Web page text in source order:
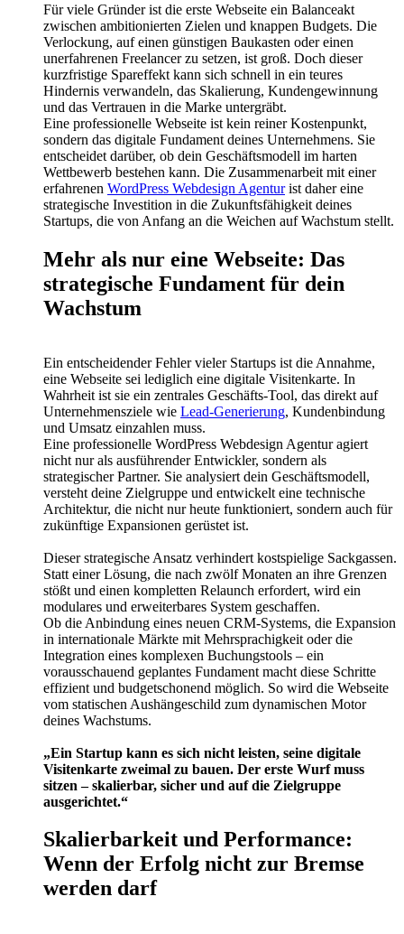
Für viele Gründer ist die erste Webseite ein Balanceakt
zwischen ambitionierten Zielen und knappen Budgets. Die
Verlockung, auf einen günstigen Baukasten oder einen
unerfahrenen Freelancer zu setzen, ist groß. Doch dieser
kurzfristige Spareffekt kann sich schnell in ein teures
Hindernis verwandeln, das Skalierung, Kundengewinnung
und das Vertrauen in die Marke untergräbt.
Eine professionelle Webseite ist kein reiner Kostenpunkt,
sondern das digitale Fundament deines Unternehmens. Sie
entscheidet darüber, ob dein Geschäftsmodell im harten
Wettbewerb bestehen kann. Die Zusammenarbeit mit einer
erfahrenen WordPress Webdesign Agenturist daher eine
strategische Investition in die Zukunftsfähigkeit deines
Startups, die von Anfang an die Weichen auf Wachstum stellt.
Mehr als nur eine Webseite: Das
strategische Fundament für dein
Wachstum
Ein entscheidender Fehler vieler Startups ist die Annahme,
eine Webseite sei lediglich eine digitale Visitenkarte. In
Wahrheit ist sie ein zentrales Geschäfts-Tool, das direkt auf
Unternehmensziele wie Lead-Generierung, Kundenbindung
und Umsatz einzahlen muss.
Eine professionelle WordPress Webdesign Agentur agiert
nicht nur als ausführender Entwickler, sondern als
strategischer Partner. Sie analysiert dein Geschäftsmodell,
versteht deine Zielgruppe und entwickelt eine technische
Architektur, die nicht nur heute funktioniert, sondern auch für
zukünftige Expansionen gerüstet ist.
Dieser strategische Ansatz verhindert kostspielige Sackgassen.
Statt einer Lösung, die nach zwölf Monaten an ihre Grenzen
stößt und einen kompletten Relaunch erfordert, wird ein
modulares und erweiterbares System geschaffen.
Ob die Anbindung eines neuen CRM-Systems, die Expansion
in internationale Märkte mit Mehrsprachigkeit oder die
Integration eines komplexen Buchungstools – ein
vorausschauend geplantes Fundament macht diese Schritte
effizient und budgetschonend möglich. So wird die Webseite
vom statischen Aushängeschild zum dynamischen Motor
deines Wachstums.
„Ein Startup kann es sich nicht leisten, seine digitale
Visitenkarte zweimal zu bauen. Der erste Wurf muss
sitzen – skalierbar, sicher und auf die Zielgruppe
ausgerichtet.“
Skalierbarkeit und Performance:
Wenn der Erfolg nicht zur Bremse
werden darf